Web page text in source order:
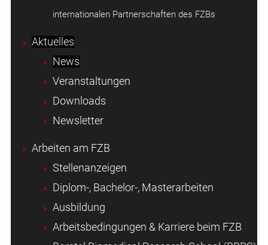
internationalen Partnerschaften des FZBs
Aktuelles
News
Veranstaltungen
Downloads
Newsletter
Arbeiten am FZB
Stellenanzeigen
Diplom-, Bachelor-, Masterarbeiten
Ausbildung
Arbeitsbedingungen & Karriere beim FZB